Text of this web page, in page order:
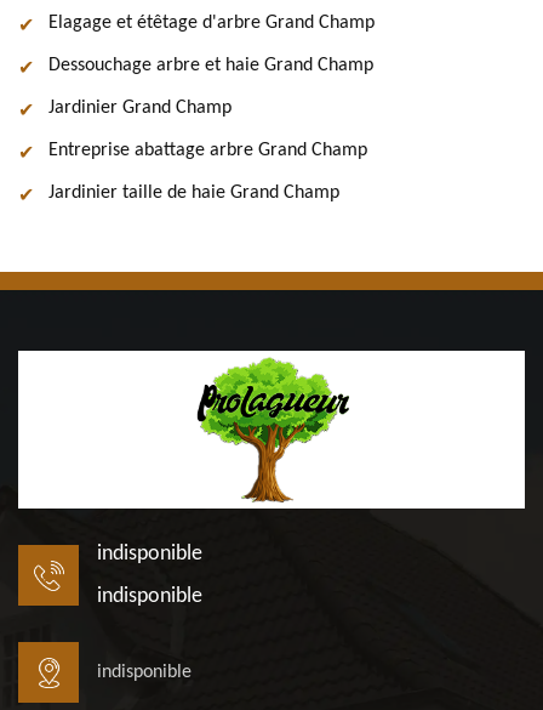
Elagage et étêtage d'arbre Grand Champ
Dessouchage arbre et haie Grand Champ
Jardinier Grand Champ
Entreprise abattage arbre Grand Champ
Jardinier taille de haie Grand Champ
indisponible
indisponible
indisponible